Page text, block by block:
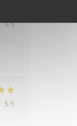
4/5
: 5/5